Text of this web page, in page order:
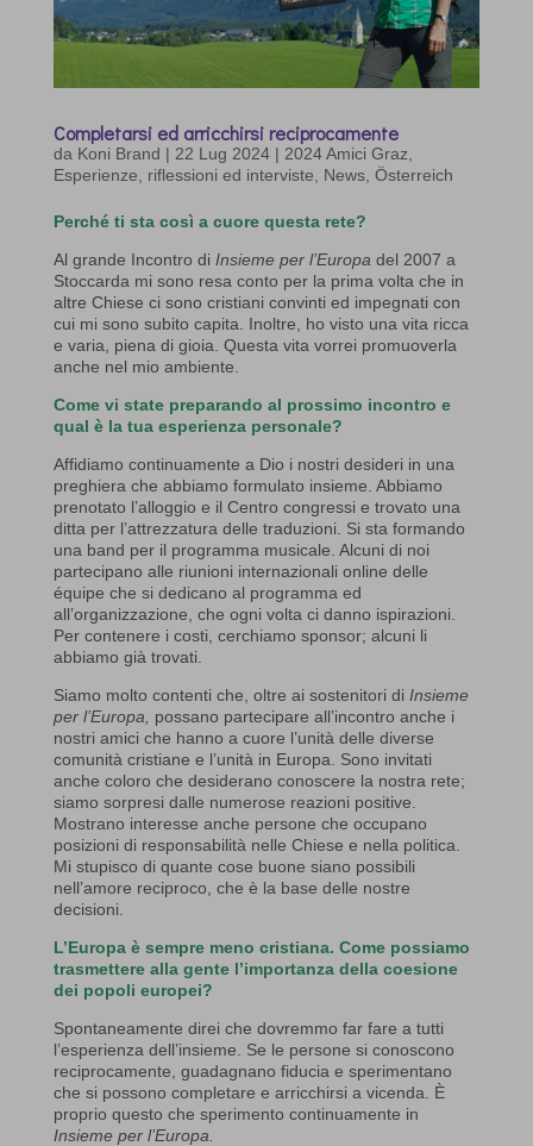
Completarsi ed arricchirsi reciprocamente
da Koni Brand | 22 Lug 2024| 2024 Amici Graz
Esperienze, riflessioni ed interviste
News, Österreich
Perché ti sta così a cuore questa rete?
Al grande Incontro di Insieme per l’Europa del 2007 a
Stoccarda mi sono resa conto per la prima volta che in
altre Chiese ci sono cristiani convinti ed impegnati con
cui mi sono subito capita. Inoltre, ho visto una vita ricca
e varia, piena di gioia. Questa vita vorrei promuoverla
anche nel mio ambiente.
Come vi state preparando al prossimo incontro e
qual è la tua esperienza personale?
Affidiamo continuamente a Dio i nostri desideri in una
preghiera che abbiamo formulato insieme. Abbiamo
prenotato l’alloggio e il Centro congressi e trovato una
ditta per l’attrezzatura delle traduzioni. Si sta formando
una band per il programma musicale. Alcuni di noi
partecipano alle riunioni internazionali online delle
équipe che si dedicano al programma ed
all’organizzazione, che ogni volta ci danno ispirazioni.
Per contenere i costi, cerchiamo sponsor; alcuni li
abbiamo già trovati.
Siamo molto contenti che, oltre ai sostenitori di Insieme
per l’Europa,
possano partecipare all’incontro anche i
nostri amici che hanno a cuore l’unità delle diverse
comunità cristiane e l’unità in Europa. Sono invitati
anche coloro che desiderano conoscere la nostra rete;
siamo sorpresi dalle numerose reazioni positive.
Mostrano interesse anche persone che occupano
posizioni di responsabilità nelle Chiese e nella politica.
Mi stupisco di quante cose buone siano possibili
nell’amore reciproco, che è la base delle nostre
decisioni.
L’Europa è sempre meno cristiana. Come possiamo
trasmettere alla gente l’importanza della coesione
dei popoli europei?
Spontaneamente direi che dovremmo far fare a tutti
l’esperienza dell’insieme. Se le persone si conoscono
reciprocamente, guadagnano fiducia e sperimentano
che si possono completare e arricchirsi a vicenda. È
proprio questo che sperimento continuamente in
Insieme per l’Europa.